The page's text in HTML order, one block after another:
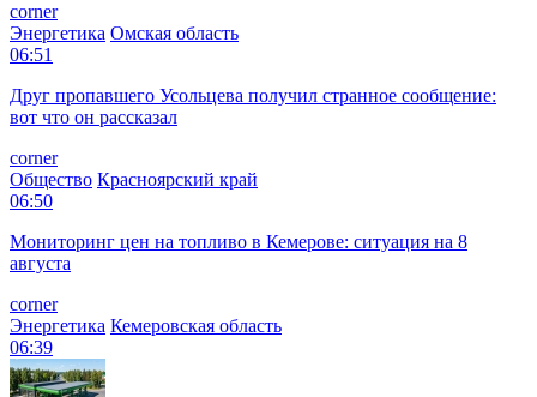
corner
Энергетика Омская область
06:51
Друг пропавшего Усольцева получил странное сообщение:
вот что он рассказал
corner
Общество Красноярский край
06:50
Мониторинг цен на топливо в Кемерове: ситуация на 8
августа
corner
Энергетика Кемеровская область
06:39